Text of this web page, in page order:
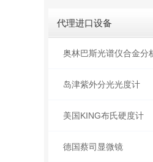
代理进口设备
奥林巴斯光谱仪合金分
岛津紫外分光光度计
美国KING布氏硬度计
德国蔡司显微镜